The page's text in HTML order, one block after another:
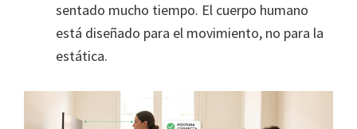
sentado mucho tiempo. El cuerpo humano
está diseñado para el movimiento, no para la
estática.